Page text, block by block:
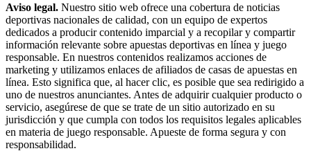
Aviso legal. Nuestro sitio web ofrece una cobertura de noticias
deportivas nacionales de calidad, con un equipo de expertos
dedicados a producir contenido imparcial y a recopilar y compartir
información relevante sobre apuestas deportivas en línea y juego
responsable. En nuestros contenidos realizamos acciones de
marketing y utilizamos enlaces de afiliados de casas de apuestas en
línea. Esto significa que, al hacer clic, es posible que sea redirigido a
uno de nuestros anunciantes. Antes de adquirir cualquier producto o
servicio, asegúrese de que se trate de un sitio autorizado en su
jurisdicción y que cumpla con todos los requisitos legales aplicables
en materia de juego responsable. Apueste de forma segura y con
responsabilidad.